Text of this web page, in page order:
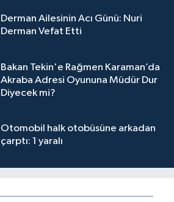
Derman Ailesinin Acı Günü: Nuri
Derman Vefat Etti
Bakan Tekin'e Rağmen Karaman’da
Akraba Adresi Oyununa Müdür Dur
Diyecek mi?
Otomobil halk otobüsüne arkadan
çarptı: 1 yaralı